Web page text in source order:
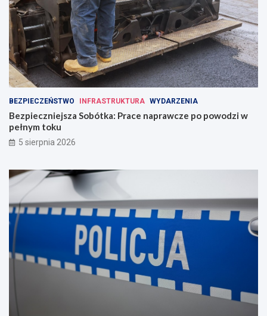
BEZPIECZEŃSTWO INFRASTRUKTURA WYDARZENIA
Bezpieczniejsza Sobótka: Prace naprawcze po powodzi w
pełnym toku
5 sierpnia 2026